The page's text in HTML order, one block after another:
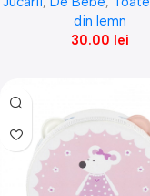
din lemn
30.00 lei